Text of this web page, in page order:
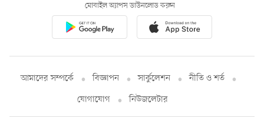
মোবাইল অ্যাপস ডাউনলোড করুন
আমাদের সম্পর্কে বিজ্ঞাপন সার্কুলেশন
নীতি ও শর্ত
যোগাযোগ
নিউজলেটার